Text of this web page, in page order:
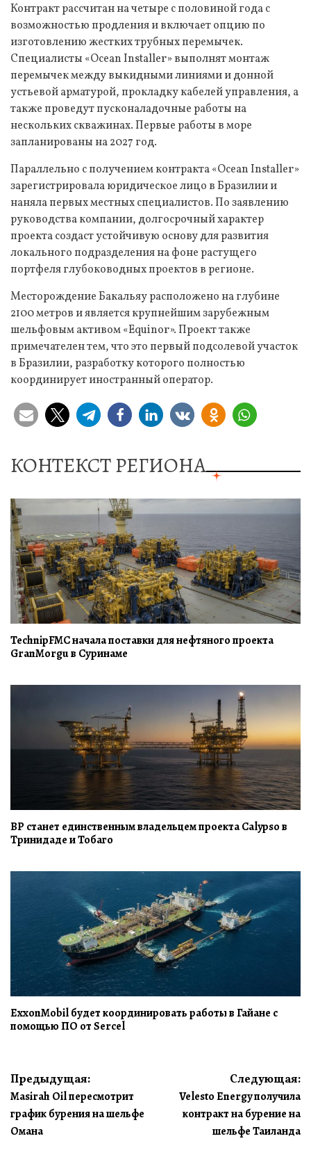
Контракт рассчитан на четыре с половиной года с
возможностью продления и включает опцию по
изготовлению жестких трубных перемычек.
Специалисты «Ocean Installer» выполнят монтаж
перемычек между выкидными линиями и донной
устьевой арматурой, прокладку кабелей управления, а
также проведут пусконаладочные работы на
нескольких скважинах. Первые работы в море
запланированы на 2027 год.
Параллельно с получением контракта «Ocean Installer»
зарегистрировала юридическое лицо в Бразилии и
наняла первых местных специалистов. По заявлению
руководства компании, долгосрочный характер
проекта создаст устойчивую основу для развития
локального подразделения на фоне растущего
портфеля глубоководных проектов в регионе.
Месторождение Бакальяу расположено на глубине
2100 метров и является крупнейшим зарубежным
шельфовым активом «Equinor». Проект также
примечателен тем, что это первый подсолевой участок
в Бразилии, разработку которого полностью
координирует иностранный оператор.
КОНТЕКСТ РЕГИОНА
TechnipFMC начала поставки для нефтяного проекта
GranMorgu в Суринаме
BP станет единственным владельцем проекта Calypso в
Тринидаде и Тобаго
ExxonMobil будет координировать работы в Гайане с
помощью ПО от Sercel
Навигация
по
записям
Предыдущая:
Masirah Oil пересмотрит
график бурения на шельфе
Омана
Следующая:
Velesto Energy получила
контракт на бурение на
шельфе Таиланда